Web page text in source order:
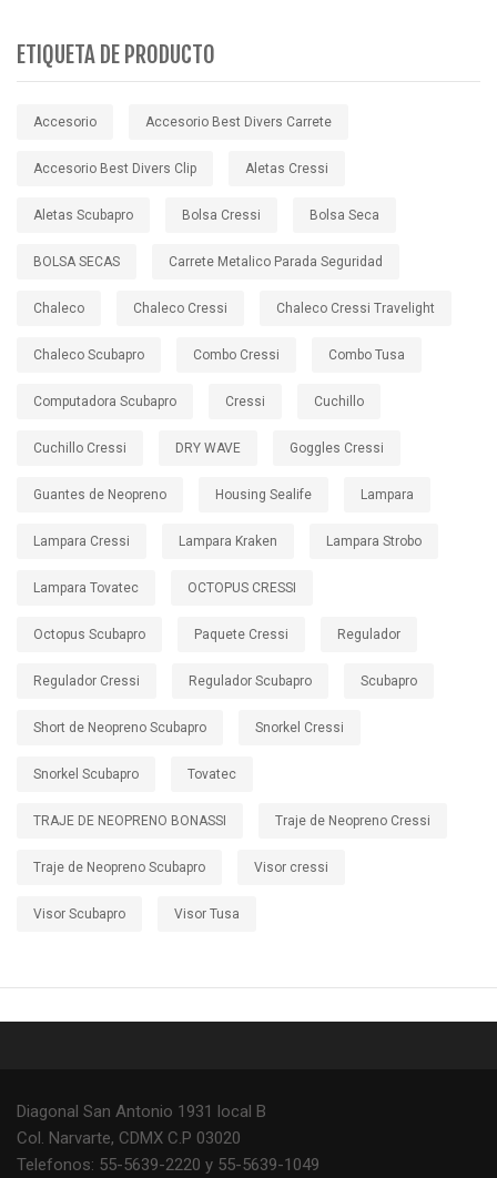
ETIQUETA DE PRODUCTO
Accesorio Accesorio Best Divers Carrete
Accesorio Best Divers Clip Aletas Cressi
Aletas Scubapro Bolsa Cressi Bolsa Seca
BOLSA SECAS Carrete Metalico Parada Seguridad
Chaleco Chaleco Cressi Chaleco Cressi Travelight
Chaleco Scubapro Combo Cressi Combo Tusa
Computadora Scubapro Cressi Cuchillo
Cuchillo Cressi DRY WAVE Goggles Cressi
Guantes de Neopreno Housing Sealife Lampara
Lampara Cressi Lampara Kraken Lampara Strobo
Lampara Tovatec OCTOPUS CRESSI
Octopus Scubapro Paquete Cressi Regulador
Regulador Cressi Regulador Scubapro Scubapro
Short de Neopreno Scubapro Snorkel Cressi
Snorkel Scubapro Tovatec
TRAJE DE NEOPRENO BONASSI Traje de Neopreno Cressi
Traje de Neopreno Scubapro Visor cressi
Visor Scubapro Visor Tusa
Diagonal San Antonio 1931 local B
Col. Narvarte, CDMX C.P 03020
Telefonos: 55-5639-2220 y 55-5639-1049